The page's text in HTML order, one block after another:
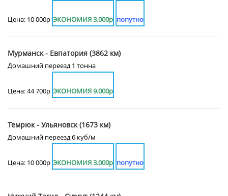
Цена: 10 000р ЭКОНОМИЯ 3.000р попутно
Мурманск - Евпатория (3862 км)
Домашний переезд 1 тонна
Цена: 44 700р ЭКОНОМИЯ 9.000р
Темрюк - Ульяновск (1673 км)
Домашний переезд 6 куб/м
Цена: 10 000р ЭКОНОМИЯ 3.000р попутно